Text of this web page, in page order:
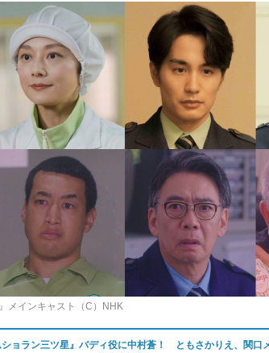
メインキャスト（C）NHK
ョラン三ツ星』バディ役に中村蒼！ ともさかりえ、関口